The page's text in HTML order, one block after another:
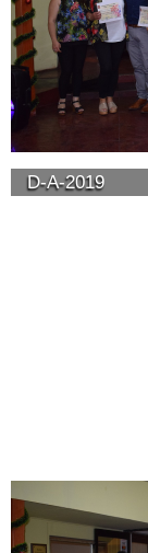
D-A-2019